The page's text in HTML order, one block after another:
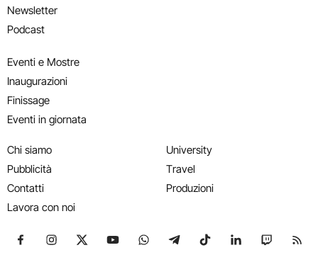
Newsletter
Podcast
Eventi e Mostre
Inaugurazioni
Finissage
Eventi in giornata
Chi siamo
Pubblicità
Contatti
Lavora con noi
University
Travel
Produzioni
Seguici su Facebook
Seguici su Instagram
Seguici su X
Seguici su YouTube
Seguici su WhatsApp
Seguici su Telegram
Seguici su TikTok
Seguici su
Seguici